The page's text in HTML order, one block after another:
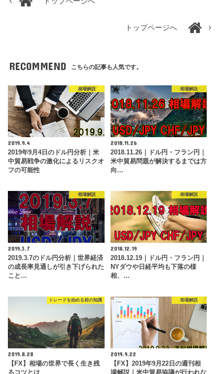
トップページへ
RECOMMEND こちらの記事も人気です。
相場解説
2019.9.4
2019年9月4日のドル円分析｜米
中貿易戦争の激化によるリスクオ
フの可能性
相場解説
2018.11.26
2018.11.26｜ドル円・フラン円｜
米中貿易問題が解決するまでは方
向…
相場解説
2019.3.7
2019.3.7のドル円分析｜世界経済
の成長率見通しが引き下げられた
こと…
相場解説
2018.12.19
2018.12.19｜ドル円・フラン円｜
NYダウや日経平均も下落の様
相、…
トレードを始める前の知識
2019.8.28
【FX】相場の世界で長く生き残
るコツとは
相場解説
2019.9.22
【FX】2019年9月22日の週刊相
場解説｜米中貿易協議が行われな